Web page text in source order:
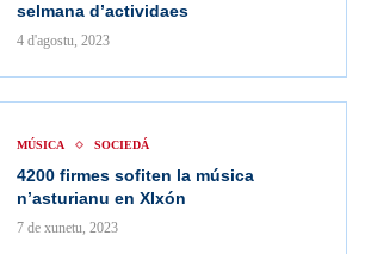
selmana d’actividaes
4 d'agostu, 2023
MÚSICA SOCIEDÁ
4200 firmes sofiten la música
n’asturianu en XIxón
7 de xunetu, 2023